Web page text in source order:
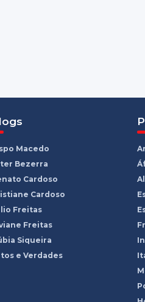
Macedo
Bezerra
Cardoso
Cardoso
Freitas
Freitas
Siqueira
e Verdades